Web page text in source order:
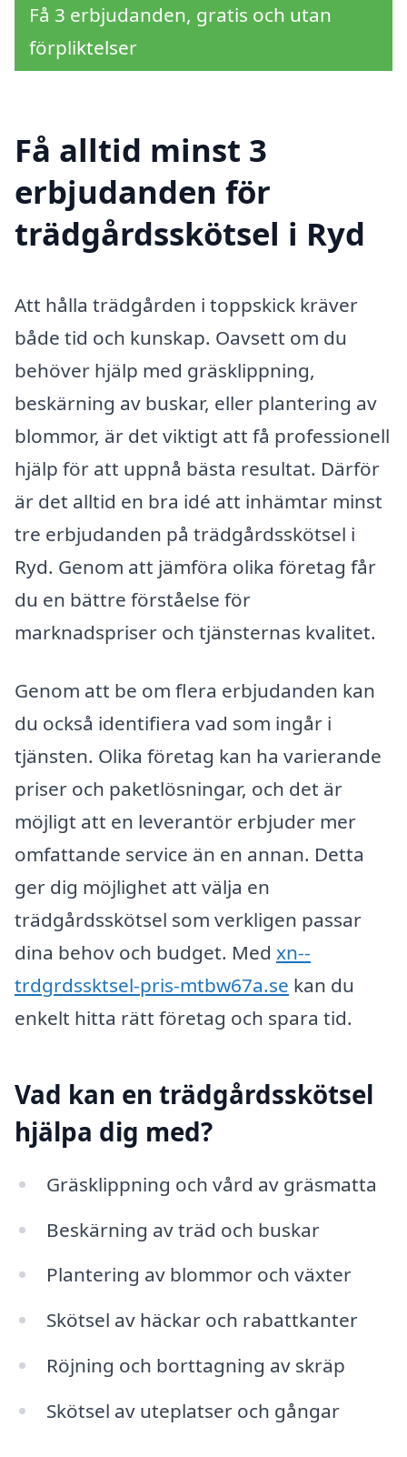
Få 3 erbjudanden, gratis och utan
förpliktelser
Få alltid minst 3
erbjudanden för
trädgårdsskötsel i Ryd
Att hålla trädgården i toppskick kräver
både tid och kunskap. Oavsett om du
behöver hjälp med gräsklippning,
beskärning av buskar, eller plantering av
blommor, är det viktigt att få professionell
hjälp för att uppnå bästa resultat. Därför
är det alltid en bra idé att inhämtar minst
tre erbjudanden på trädgårdsskötsel i
Ryd. Genom att jämföra olika företag får
du en bättre förståelse för
marknadspriser och tjänsternas kvalitet.
Genom att be om flera erbjudanden kan
du också identifiera vad som ingår i
tjänsten. Olika företag kan ha varierande
priser och paketlösningar, och det är
möjligt att en leverantör erbjuder mer
omfattande service än en annan. Detta
ger dig möjlighet att välja en
trädgårdsskötsel som verkligen passar
dina behov och budget. Med xn--
trdgrdssktsel-pris-mtbw67a.se kan du
enkelt hitta rätt företag och spara tid.
Vad kan en trädgårdsskötsel
hjälpa dig med?
Gräsklippning och vård av gräsmatta
Beskärning av träd och buskar
Plantering av blommor och växter
Skötsel av häckar och rabattkanter
Röjning och borttagning av skräp
Skötsel av uteplatser och gångar